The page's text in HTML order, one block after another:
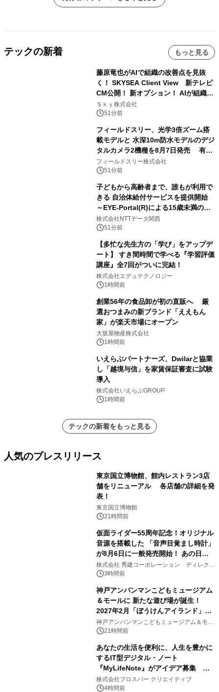
テックの新着 もっと見る
藤原竜也がAIで組織の改善点を見抜
く！ SKYSEA Client View 新テレビ
CM公開！ 新オプション！ AIが組織の
業務実態を分析し労務改善を支援。 藤
原竜也メイキング動画公開 「もしAIが
る自信がある」「昨年の夏はカブトム
シを捕まえたり、虫と戦ったり…」
Ｓｋｙ株式会社
51分前
フィールドスリー、光学3倍ズーム搭
載モデルと 水深10m防水モデルのデジ
タルカメラ2機種を8月7日発売 有効
約1300万画素、用途別に選べるコンデ
ジ新登場
フィールドスリー株式会社
51分前
子どもから高齢者まで、誰もが利用で
きる 自治体給付サービスを提供開始
～EYE-Portal(R)による15歳未満の本
人認証と デジタルデバイド対策で実現
～
株式会社NTTデータ関西
51分前
【多忙な先生方の「学び」をアップデ
ート】 すき間時間で学べる『学習評価
講座』全7回がついに完結！
株式会社エデュテクノロジー
1時間前
創業56年の食品卸が初の直販へ 厳
選おつまみの新ブランド「ええもん
家」が楽天市場にオープン
大坂屋物産株式会社
1時間前
いえらぶパートナーズ、Dwilarと協業
し「越境与信」を家賃保証審査に試験
導入
株式会社いえらぶGROUP
1時間前
テックの新着をもっと見る
人気のプレスリリース
東京国立博物館、館内レストラン3店
舗をリニューアル 各店舗の詳細を発
表！
東京国立博物館
21時間前
仮面ライダー55周年記念！オリジナル
音源を搭載した 「音声目覚まし時計」
が8月6日に一般発売開始！ あの日の
大興奮が今甦る
株式会社 秀建コーポレーション ディレクト
アートギャラリー
3時間前
神戸アンパンマンこどもミュージアム
＆モールに 新たな遊び場が誕生！
2027年2月「ぼうけんアイランド」が
オープン
神戸アンパンマンこどもミュージアム＆モー
ル 21時間前
あなたの生活を便利に、人生を豊かに
するIT型デジタル・ノート
『MyLifeNote』がアイデア募集 優
秀賞100名に1年間無償試用
株式会社プロスパー クリエイティブ
4時間前